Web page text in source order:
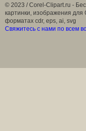
© 2023 / Corel-Clipart.ru -
картинки, изображения для
форматах cdr, eps, ai, svg
Свяжитесь с нами по всем